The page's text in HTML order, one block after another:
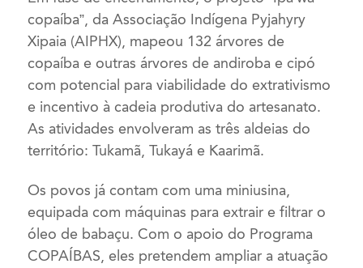
copaíba”, da Associação Indígena Pyjahyry
Xipaia (AIPHX), mapeou 132 árvores de
copaíba e outras árvores de andiroba e cipó
com potencial para viabilidade do extrativismo
e incentivo à cadeia produtiva do artesanato.
As atividades envolveram as três aldeias do
território: Tukamã, Tukayá e Kaarimã.
Os povos já contam com uma miniusina,
equipada com máquinas para extrair e filtrar o
óleo de babaçu. Com o apoio do Programa
COPAÍBAS, eles pretendem ampliar a atuação